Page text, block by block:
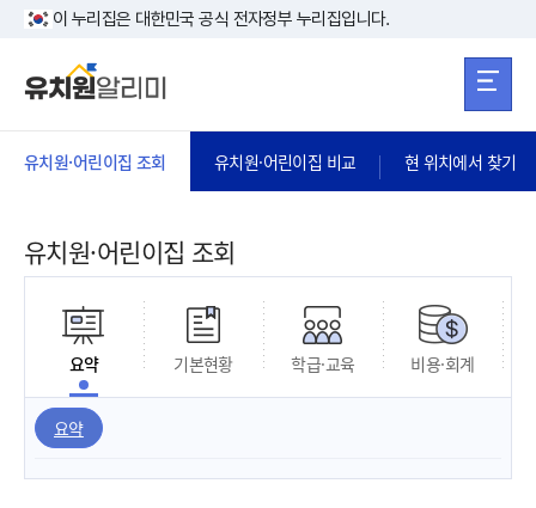
본문 바로가기
이 누리집은 대한민국 공식 전자정부 누리집입니다.
유치원·어린이집 조회 유치원·어린이집 비교 현 위치에서 찾기
유치원·어린이집 조회
요약 기본현황 학급·교육 비용·회계
요약